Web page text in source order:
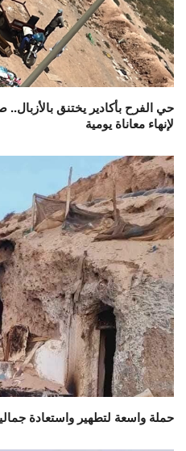
حي الفرح بأكادير يختنق
لإنهاء معاناة يومية
حملة واسعة لتطهير واستعادة